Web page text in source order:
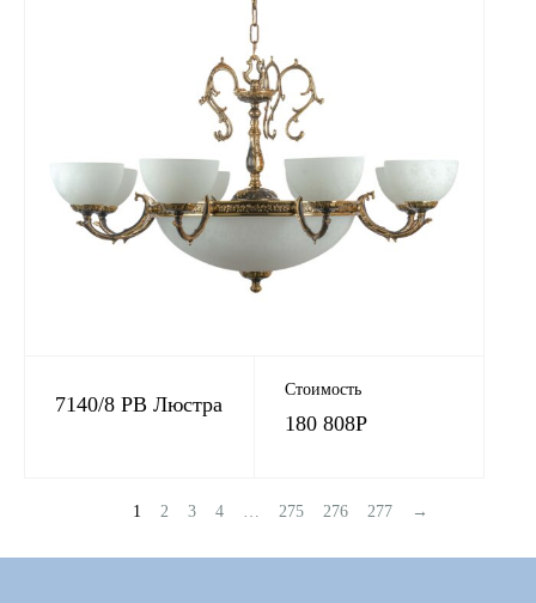
7140/8 PB Люстра
Стоимость
180 808Р
1 2 3 4 275 276 277 →